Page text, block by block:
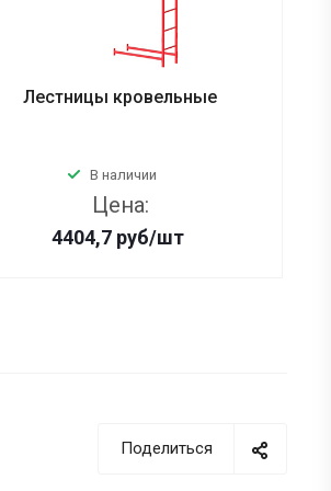
Лестницы кровельные
В наличии
Цена:
4404,7 руб/шт
Поделиться